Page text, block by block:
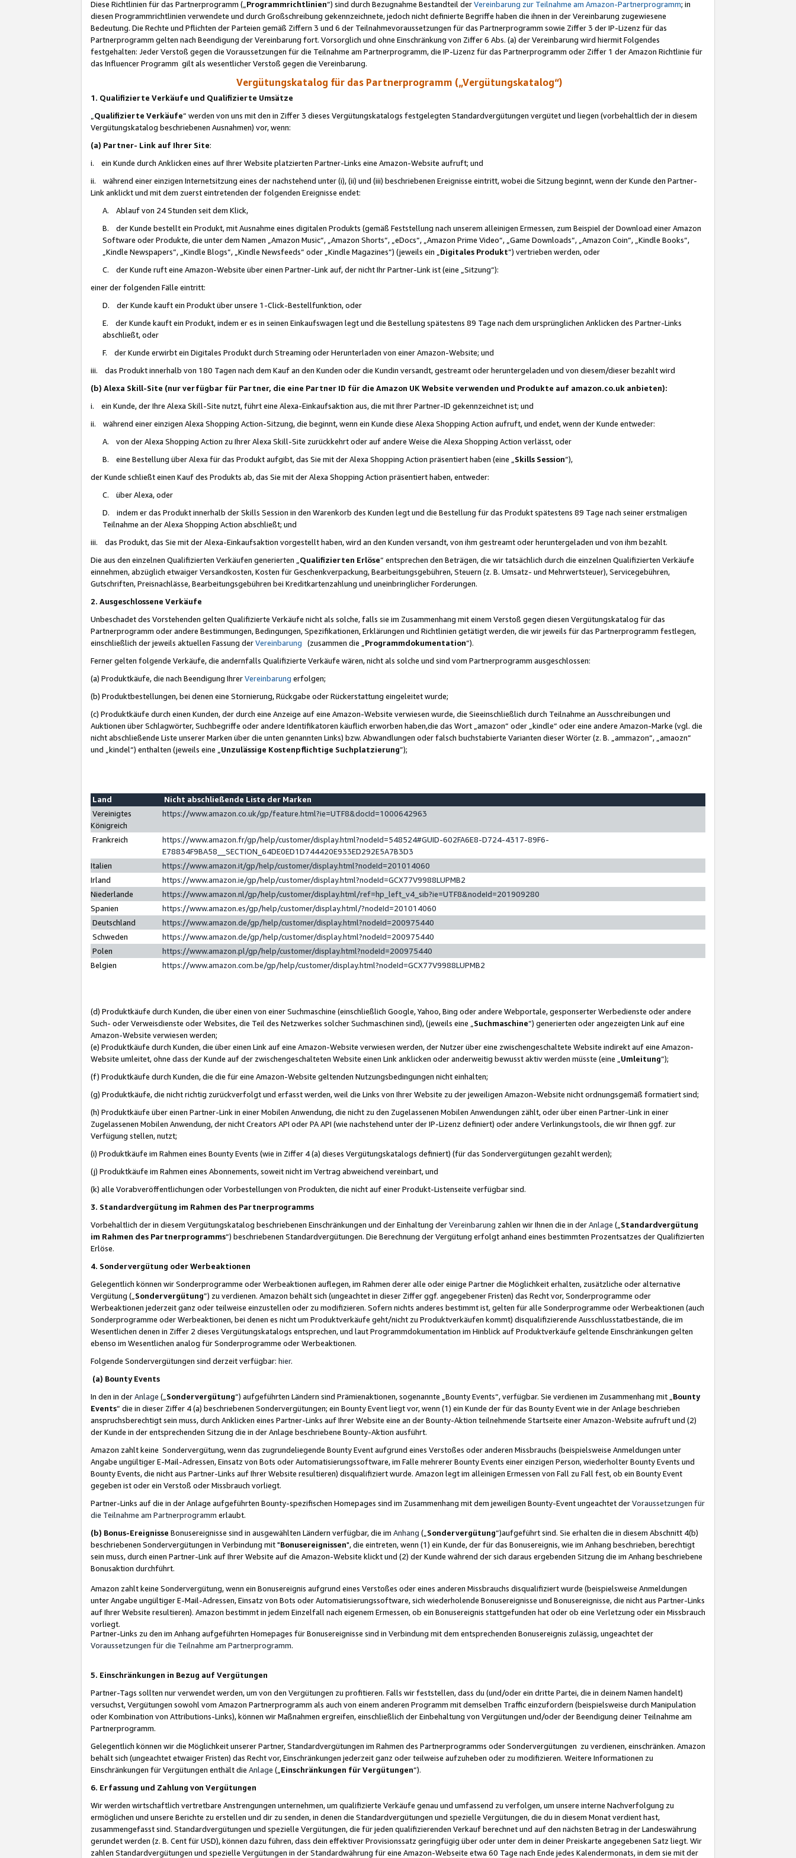
Diese Richtlinien für das Partnerprogramm („Programmrichtlinien“) sind durch Bezugnahme Bestandteil derVereinbarung zur Teilnahme am Amazon-Partnerprogramm; in
diesen Programmrichtlinien verwendete und durch Großschreibung gekennzeichnete, jedoch nicht definierte Begriffe haben die ihnen in der Vereinbarung zugewiesene
Bedeutung. Die Rechte und Pflichten der Parteien gemäß Ziffern 3 und 6 der Teilnahmevoraussetzungen für das Partnerprogramm sowie Ziffer 3 der IP-Lizenz für das
Partnerprogramm gelten nach Beendigung der Vereinbarung fort. Vorsorglich und ohne Einschränkung von Ziffer 6 Abs. (a) der Vereinbarung wird hiermit Folgendes
festgehalten: Jeder Verstoß gegen die Voraussetzungen für die Teilnahme am Partnerprogramm, die IP-Lizenz für das Partnerprogramm oder Ziffer 1 der Amazon Richtlinie für
das Influencer Programm gilt als wesentlicher Verstoß gegen die Vereinbarung.
Vergütungskatalog für das Partnerprogramm („Vergütungskatalog“)
1. Qualifizierte Verkäufe und Qualifizierte Umsätze
Qualifizierte Verkäufe“ werden von uns mit den in Ziffer 3 dieses Vergütungskatalogs festgelegten Standardvergütungen vergütet und liegen (vorbehaltlich der in diesem
Vergütungskatalog beschriebenen Ausnahmen) vor, wenn:
(a) Partner- Link auf Ihrer Site:
i. ein Kunde durch Anklicken eines auf Ihrer Website platzierten Partner-Links eine Amazon-Website aufruft; und
ii. während einer einzigen Internetsitzung eines der nachstehend unter (i), (ii) und (iii) beschriebenen Ereignisse eintritt, wobei die Sitzung beginnt, wenn der Kunde den Partner-
Link anklickt und mit dem zuerst eintretenden der folgenden Ereignisse endet:
A. Ablauf von 24 Stunden seit dem Klick,
B. der Kunde bestellt ein Produkt, mit Ausnahme eines digitalen Produkts (gemäß Feststellung nach unserem alleinigen Ermessen, zum Beispiel der Download einer Amazon
Software oder Produkte, die unter dem Namen „Amazon Music“, „Amazon Shorts“, „eDocs“, „Amazon Prime Video“, „Game Downloads“, „Amazon Coin“, „Kindle Books“,
„Kindle Newspapers“, „Kindle Blogs“, „Kindle Newsfeeds“ oder „Kindle Magazines“) (jeweils ein „ Digitales Produkt“) vertrieben werden, oder
C. der Kunde ruft eine Amazon-Website über einen Partner-Link auf, der nicht Ihr Partner-Link ist (eine „Sitzung“):
einer der folgenden Fälle eintritt:
D. der Kunde kauft ein Produkt über unsere 1-Click-Bestellfunktion, oder
E. der Kunde kauft ein Produkt, indem er es in seinen Einkaufswagen legt und die Bestellung spätestens 89 Tage nach dem ursprünglichen Anklicken des Partner-Links
abschließt, oder
F. der Kunde erwirbt ein Digitales Produkt durch Streaming oder Herunterladen von einer Amazon-Website; und
iii. das Produkt innerhalb von 180 Tagen nach dem Kauf an den Kunden oder die Kundin versandt, gestreamt oder heruntergeladen und von diesem/dieser bezahlt wird
(b) Alexa Skill-Site (nur verfügbar für Partner, die eine Partner ID für die Amazon UK Website verwenden und Produkte auf amazon.co.uk anbieten):
i. ein Kunde, der Ihre Alexa Skill-Site nutzt, führt eine Alexa-Einkaufsaktion aus, die mit Ihrer Partner-ID gekennzeichnet ist; und
ii. während einer einzigen Alexa Shopping Action-Sitzung, die beginnt, wenn ein Kunde diese Alexa Shopping Action aufruft, und endet, wenn der Kunde entweder:
A. von der Alexa Shopping Action zu Ihrer Alexa Skill-Site zurückkehrt oder auf andere Weise die Alexa Shopping Action verlässt, oder
B. eine Bestellung über Alexa für das Produkt aufgibt, das Sie mit der Alexa Shopping Action präsentiert haben (eine „ Skills Session“),
der Kunde schließt einen Kauf des Produkts ab, das Sie mit der Alexa Shopping Action präsentiert haben, entweder:
C. über Alexa, oder
D. indem er das Produkt innerhalb der Skills Session in den Warenkorb des Kunden legt und die Bestellung für das Produkt spätestens 89 Tage nach seiner erstmaligen
Teilnahme an der Alexa Shopping Action abschließt; und
iii. das Produkt, das Sie mit der Alexa-Einkaufsaktion vorgestellt haben, wird an den Kunden versandt, von ihm gestreamt oder heruntergeladen und von ihm bezahlt.
Die aus den einzelnen Qualifizierten Verkäufen generierten „ Qualifizierten Erlöse“ entsprechen den Beträgen, die wir tatsächlich durch die einzelnen Qualifizierten Verkäufe
einnehmen, abzüglich etwaiger Versandkosten, Kosten für Geschenkverpackung, Bearbeitungsgebühren, Steuern (z. B. Umsatz- und Mehrwertsteuer), Servicegebühren,
Gutschriften, Preisnachlässe, Bearbeitungsgebühren bei Kreditkartenzahlung und uneinbringlicher Forderungen.
2. Ausgeschlossene Verkäufe
Unbeschadet des Vorstehenden gelten Qualifizierte Verkäufe nicht als solche, falls sie im Zusammenhang mit einem Verstoß gegen diesen Vergütungskatalog für das
Partnerprogramm oder andere Bestimmungen, Bedingungen, Spezifikationen, Erklärungen und Richtlinien getätigt werden, die wir jeweils für das Partnerprogramm festlegen,
einschließlich der jeweils aktuellen Fassung derVereinbarung (zusammen die „ Programmdokumentation“).
Ferner gelten folgende Verkäufe, die andernfalls Qualifizierte Verkäufe wären, nicht als solche und sind vom Partnerprogramm ausgeschlossen:
(a) Produktkäufe, die nach Beendigung IhrerVereinbarung erfolgen;
(b) Produktbestellungen, bei denen eine Stornierung, Rückgabe oder Rückerstattung eingeleitet wurde;
(c) Produktkäufe durch einen Kunden, der durch eine Anzeige auf eine Amazon-Website verwiesen wurde, die Sieeinschließlich durch Teilnahme an Ausschreibungen und
Auktionen über Schlagwörter, Suchbegriffe oder andere Identifikatoren käuflich erworben haben,die das Wort „amazon“ oder „kindle“ oder eine andere Amazon-Marke (vgl. die
nicht abschließende Liste unserer Marken über die unten genannten Links) bzw. Abwandlungen oder falsch buchstabierte Varianten dieser Wörter (z. B. „ammazon“, „amaozn“
und „kindel“) enthalten (jeweils eine „ Unzulässige Kostenpflichtige Suchplatzierung”);
Land
Nicht abschließende Liste der Marken
Vereinigtes
Königreich
https://www.amazon.co.uk/gp/feature.html?ie=UTF8&docId=1000642963
Frankreich
https://www.amazon.fr/gp/help/customer/display.html?nodeId=548524#GUID-602FA6E8-D724-4317-89F6-
E78834F9BA58__SECTION_64DE0ED1D744420E933ED292E5A7B3D3
Italien
https://www.amazon.it/gp/help/customer/display.html?nodeId=201014060
Irland
https://www.amazon.ie/gp/help/customer/display.html?nodeId=GCX77V9988LUPMB2
Niederlande
https://www.amazon.nl/gp/help/customer/display.html/ref=hp_left_v4_sib?ie=UTF8&nodeId=201909280
Spanien
https://www.amazon.es/gp/help/customer/display.html/?nodeId=201014060
Deutschland
https://www.amazon.de/gp/help/customer/display.html?nodeId=200975440
Schweden
https://www.amazon.de/gp/help/customer/display.html?nodeId=200975440
Polen
https://www.amazon.pl/gp/help/customer/display.html?nodeId=200975440
Belgien
https://www.amazon.com.be/gp/help/customer/display.html?nodeId=GCX77V9988LUPMB2
(d) Produktkäufe durch Kunden, die über einen von einer Suchmaschine (einschließlich Google, Yahoo, Bing oder andere Webportale, gesponserter Werbedienste oder andere
Such- oder Verweisdienste oder Websites, die Teil des Netzwerkes solcher Suchmaschinen sind), (jeweils eine „ Suchmaschine“) generierten oder angezeigten Link auf eine
Amazon-Website verwiesen werden;
(e) Produktkäufe durch Kunden, die über einen Link auf eine Amazon-Website verwiesen werden, der Nutzer über eine zwischengeschaltete Website indirekt auf eine Amazon-
Website umleitet, ohne dass der Kunde auf der zwischengeschalteten Website einen Link anklicken oder anderweitig bewusst aktiv werden müsste (eine „ Umleitung“);
(f) Produktkäufe durch Kunden, die die für eine Amazon-Website geltenden Nutzungsbedingungen nicht einhalten;
(g) Produktkäufe, die nicht richtig zurückverfolgt und erfasst werden, weil die Links von Ihrer Website zu der jeweiligen Amazon-Website nicht ordnungsgemäß formatiert sind;
(h) Produktkäufe über einen Partner-Link in einer Mobilen Anwendung, die nicht zu den Zugelassenen Mobilen Anwendungen zählt, oder über einen Partner-Link in einer
Zugelassenen Mobilen Anwendung, der nicht Creators API oder PA API (wie nachstehend unter der IP-Lizenz definiert) oder andere Verlinkungstools, die wir Ihnen ggf. zur
Verfügung stellen, nutzt;
(i) Produktkäufe im Rahmen eines Bounty Events (wie in Ziffer 4 (a) dieses Vergütungskatalogs definiert) (für das Sondervergütungen gezahlt werden);
(j) Produktkäufe im Rahmen eines Abonnements, soweit nicht im Vertrag abweichend vereinbart, und
(k) alle Vorabveröffentlichungen oder Vorbestellungen von Produkten, die nicht auf einer Produkt-Listenseite verfügbar sind.
3. Standardvergütung im Rahmen des Partnerprogramms
Vorbehaltlich der in diesem Vergütungskatalog beschriebenen Einschränkungen und der Einhaltung derVereinbarung zahlen wir Ihnen die in derAnlage („ Standardvergütung
im Rahmen des Partnerprogramms“) beschriebenen Standardvergütungen. Die Berechnung der Vergütung erfolgt anhand eines bestimmten Prozentsatzes der Qualifizierten
Erlöse.
4. Sondervergütung oder Werbeaktionen
Gelegentlich können wir Sonderprogramme oder Werbeaktionen auflegen, im Rahmen derer alle oder einige Partner die Möglichkeit erhalten, zusätzliche oder alternative
Vergütung („ Sondervergütung”) zu verdienen. Amazon behält sich (ungeachtet in dieser Ziffer ggf. angegebener Fristen) das Recht vor, Sonderprogramme oder
Werbeaktionen jederzeit ganz oder teilweise einzustellen oder zu modifizieren. Sofern nichts anderes bestimmt ist, gelten für alle Sonderprogramme oder Werbeaktionen (auch
Sonderprogramme oder Werbeaktionen, bei denen es nicht um Produktverkäufe geht/nicht zu Produktverkäufen kommt) disqualifizierende Ausschlusstatbestände, die im
Wesentlichen denen in Ziffer 2 dieses Vergütungskatalogs entsprechen, und laut Programmdokumentation im Hinblick auf Produktverkäufe geltende Einschränkungen gelten
ebenso im Wesentlichen analog für Sonderprogramme oder Werbeaktionen.
Folgende Sondervergütungen sind derzeit verfügbar: hier.
(a) Bounty Events
In den in derAnlage („ Sondervergütung“) aufgeführten Ländern sind Prämienaktionen, sogenannte „Bounty Events“, verfügbar. Sie verdienen im Zusammenhang mit „ Bounty
Events“ die in dieser Ziffer 4 (a) beschriebenen Sondervergütungen; ein Bounty Event liegt vor, wenn (1) ein Kunde der für das Bounty Event wie in der Anlage beschrieben
anspruchsberechtigt sein muss, durch Anklicken eines Partner-Links auf Ihrer Website eine an der Bounty-Aktion teilnehmende Startseite einer Amazon-Website aufruft und (2)
der Kunde in der entsprechenden Sitzung die in der Anlage beschriebene Bounty-Aktion ausführt.
Amazon zahlt keine Sondervergütung, wenn das zugrundeliegende Bounty Event aufgrund eines Verstoßes oder anderen Missbrauchs (beispielsweise Anmeldungen unter
Angabe ungültiger E-Mail-Adressen, Einsatz von Bots oder Automatisierungssoftware, im Falle mehrerer Bounty Events einer einzigen Person, wiederholter Bounty Events und
Bounty Events, die nicht aus Partner-Links auf Ihrer Website resultieren) disqualifiziert wurde. Amazon legt im alleinigen Ermessen von Fall zu Fall fest, ob ein Bounty Event
gegeben ist oder ein Verstoß oder Missbrauch vorliegt.
Partner-Links auf die in der Anlage aufgeführten Bounty-spezifischen Homepages sind im Zusammenhang mit dem jeweiligen Bounty-Event ungeachtet derVoraussetzungen für
die Teilnahme am Partnerprogramm erlaubt.
(b) Bonus-Ereignisse Bonusereignisse sind in ausgewählten Ländern verfügbar, die im Anhang („ Sondervergütung“)aufgeführt sind. Sie erhalten die in diesem Abschnitt 4(b)
beschriebenen Sondervergütungen in Verbindung mit "Bonusereignissen", die eintreten, wenn (1) ein Kunde, der für das Bonusereignis, wie im Anhang beschrieben, berechtigt
sein muss, durch einen Partner-Link auf Ihrer Website auf die Amazon-Website klickt und (2) der Kunde während der sich daraus ergebenden Sitzung die im Anhang beschriebene
Bonusaktion durchführt.
Amazon zahlt keine Sondervergütung, wenn ein Bonusereignis aufgrund eines Verstoßes oder eines anderen Missbrauchs disqualifiziert wurde (beispielsweise Anmeldungen
unter Angabe ungültiger E-Mail-Adressen, Einsatz von Bots oder Automatisierungssoftware, sich wiederholende Bonusereignisse und Bonusereignisse, die nicht aus Partner-Links
auf Ihrer Website resultieren). Amazon bestimmt in jedem Einzelfall nach eigenem Ermessen, ob ein Bonusereignis stattgefunden hat oder ob eine Verletzung oder ein Missbrauch
vorliegt.
Partner-Links zu den im Anhang aufgeführten Homepages für Bonusereignisse sind in Verbindung mit dem entsprechenden Bonusereignis zulässig, ungeachtet der
Voraussetzungen für die Teilnahme am Partnerprogramm.
5. Einschränkungen in Bezug auf Vergütungen
Partner-Tags sollten nur verwendet werden, um von den Vergütungen zu profitieren. Falls wir feststellen, dass du (und/oder ein dritte Partei, die in deinem Namen handelt)
versuchst, Vergütungen sowohl vom Amazon Partnerprogramm als auch von einem anderen Programm mit demselben Traffic einzufordern (beispielsweise durch Manipulation
oder Kombination von Attributions-Links), können wir Maßnahmen ergreifen, einschließlich der Einbehaltung von Vergütungen und/oder der Beendigung deiner Teilnahme am
Partnerprogramm.
Gelegentlich können wir die Möglichkeit unserer Partner, Standardvergütungen im Rahmen des Partnerprogramms oder Sondervergütungen zu verdienen, einschränken. Amazon
behält sich (ungeachtet etwaiger Fristen) das Recht vor, Einschränkungen jederzeit ganz oder teilweise aufzuheben oder zu modifizieren. Weitere Informationen zu
Einschränkungen für Vergütungen enthält die Anlage („ Einschränkungen für Vergütungen“).
6. Erfassung und Zahlung von Vergütungen
Wir werden wirtschaftlich vertretbare Anstrengungen unternehmen, um qualifizierte Verkäufe genau und umfassend zu verfolgen, um unsere interne Nachverfolgung zu
ermöglichen und unsere Berichte zu erstellen und dir zu senden, in denen die Standardvergütungen und spezielle Vergütungen, die du in diesem Monat verdient hast,
zusammengefasst sind. Standardvergütungen und spezielle Vergütungen, die für jeden qualifizierenden Verkauf berechnet und auf den nächsten Betrag in der Landeswährung
gerundet werden (z. B. Cent für USD), können dazu führen, dass dein effektiver Provisionssatz geringfügig über oder unter dem in deiner Preiskarte angegebenen Satz liegt. Wir
zahlen Standardvergütungen und spezielle Vergütungen in der Standardwährung für eine Amazon-Webseite etwa 60 Tage nach Ende jedes Kalendermonats, in dem sie mit der